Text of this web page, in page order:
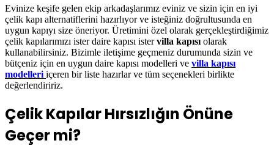
Evinize keşife gelen ekip arkadaşlarımız eviniz ve sizin için en iyi
çelik kapı alternatiflerini hazırlıyor ve isteğiniz doğrultusunda en
uygun kapıyı size öneriyor. Üretimini özel olarak gerçekleştirdiğimiz
çelik kapılarımızı ister daire kapısı istervilla kapısı olarak
kullanabilirsiniz. Bizimle iletişime geçmeniz durumunda sizin ve
bütçeniz için en uygun daire kapısı modelleri ve villa kapısı
modelleri içeren bir liste hazırlar ve tüm seçenekleri birlikte
değerlendiririz.
Çelik Kapılar Hırsızlığın Önüne
Geçer mi?